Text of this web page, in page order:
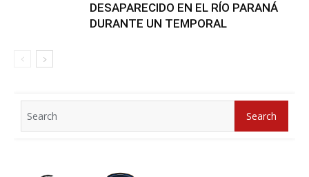
DESAPARECIDO EN EL RÍO PARANÁ
DURANTE UN TEMPORAL
for:
Search